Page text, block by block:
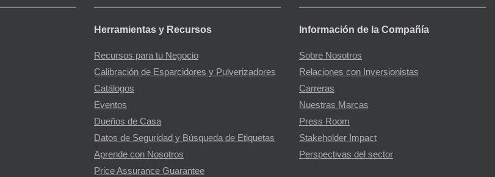
Herramientas y Recursos
Recursos para tu Negocio
Calibración de Esparcidores y Pulverizadores
Catálogos
Eventos
Dueños de Casa
Datos de Seguridad y Búsqueda de Etiquetas
Aprende con Nosotros
Price Assurance Guarantee
Información de la Compañía
Sobre Nosotros
Relaciones con Inversionistas
Carreras
Nuestras Marcas
Press Room
Stakeholder Impact
Perspectivas del sector